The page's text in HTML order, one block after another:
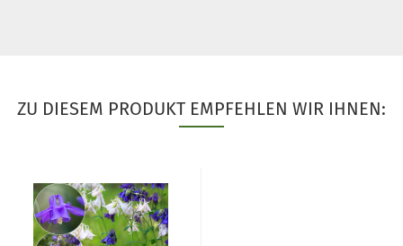
ZU DIESEM PRODUKT EMPFEHLEN WIR IHNEN: